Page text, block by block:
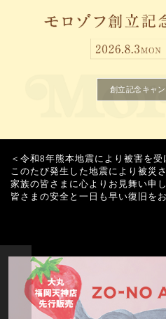
創立記念キャ
＜令和8年熊本地震により被害を受
このたび発生した地震により被災
家族の皆さまに心よりお見舞い申
皆さまの安全と一日も早い復旧を